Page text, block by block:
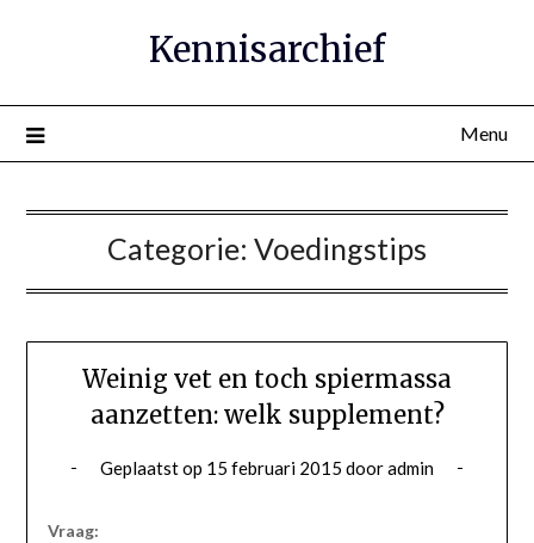
inhoud
Kennisarchief
Menu
Categorie: Voedingstips
Weinig vet en toch spiermassa
aanzetten: welk supplement?
Geplaatst op 15 februari 2015 dooradmin
Vraag: